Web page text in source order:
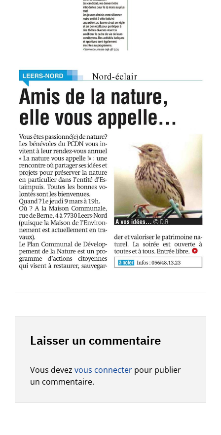
Laisser un commentaire
Vous devez vous connecter pour publier
un commentaire.